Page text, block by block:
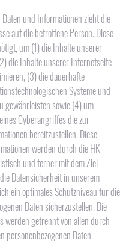
und Informationen zieht die
auf die betroffene Person. Diese
um (1) die Inhalte unserer
die Inhalte unserer Internetseite
(3) die dauerhafte
Systeme und
gewährleisten sowie (4) um
Cyberangriffes die zur
bereitzustellen. Diese
werden durch die HK
und ferner mit dem Ziel
Datensicherheit in unserem
ein optimales Schutzniveau für die
Daten sicherzustellen. Die
werden getrennt von allen durch
personenbezogenen Daten